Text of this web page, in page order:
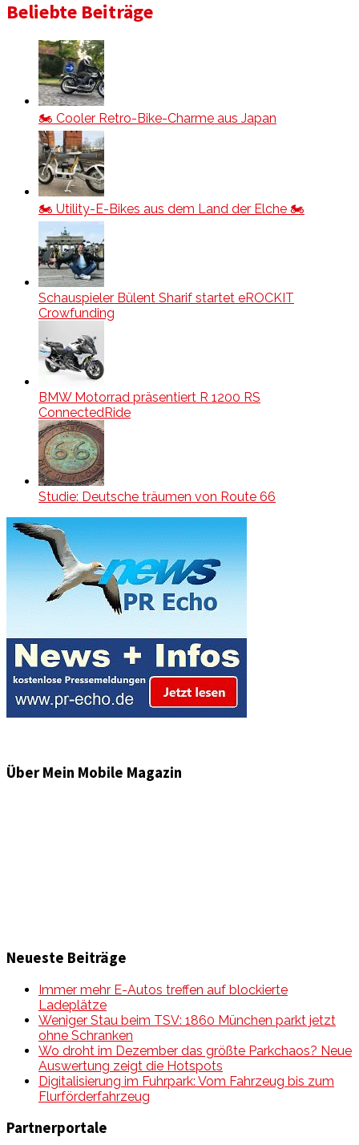
Beliebte Beiträge
🏍️ Cooler Retro-Bike-Charme aus Japan
🏍️ Utility-E-Bikes aus dem Land der Elche 🏍️
Schauspieler Bülent Sharif startet eROCKIT
Crowfunding
BMW Motorrad präsentiert R 1200 RS
ConnectedRide
Studie: Deutsche träumen von Route 66
Über Mein Mobile Magazin
Neueste Beiträge
Immer mehr E-Autos treffen auf blockierte
Ladeplätze
Weniger Stau beim TSV: 1860 München parkt jetzt
ohne Schranken
Wo droht im Dezember das größte Parkchaos? Neue
Auswertung zeigt die Hotspots
Digitalisierung im Fuhrpark: Vom Fahrzeug bis zum
Flurförderfahrzeug
Partnerportale